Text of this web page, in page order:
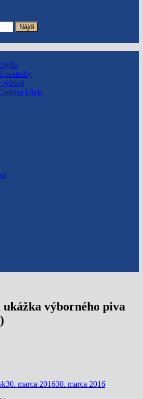
postrehy
týždeň
Uleja
ukážka výborného piva
30. marca 201630. marca 2016